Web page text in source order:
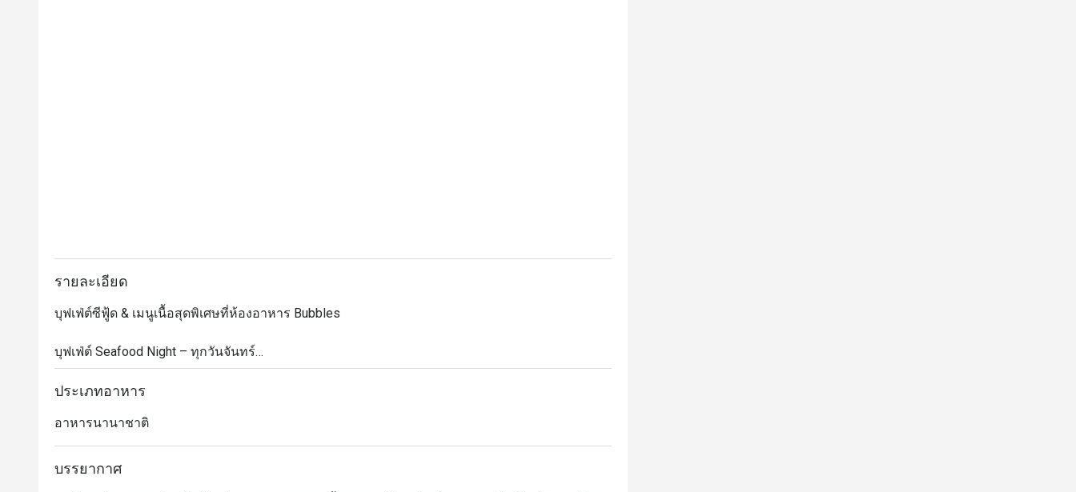
รายละเอียด
บุฟเฟ่ต์ซีฟู้ด & เมนูเนื้อสุดพิเศษที่ห้องอาหาร Bubbles
บุฟเฟ่ต์ Seafood Night – ทุกวันจันทร์
ดื่มด่ำกับความสดใหม่ของซีฟู้ดท้องถิ่นทุกวันจันทร์ เวลา 18:00 – 22:00 เพลิดเพลินกับกุ้งแม่น้ำ ปูทะเล
ปลา และอาหารทะเลอีกมากมาย จัดเตรียมอย่างพิถีพิถันเพื่อมื้อค่ำรสเลิศ ปิดท้ายด้วยขนมหวานสุด
ราคา: 999 บาทสุทธิ/ท่าน
เด็กอายุ 4–12 ปี: ลด 50% | เด็กอายุต่ำกว่า 4 ปี: ฟรี
ประเภทอาหาร
อาหารนานาชาติ
บรรยากาศ